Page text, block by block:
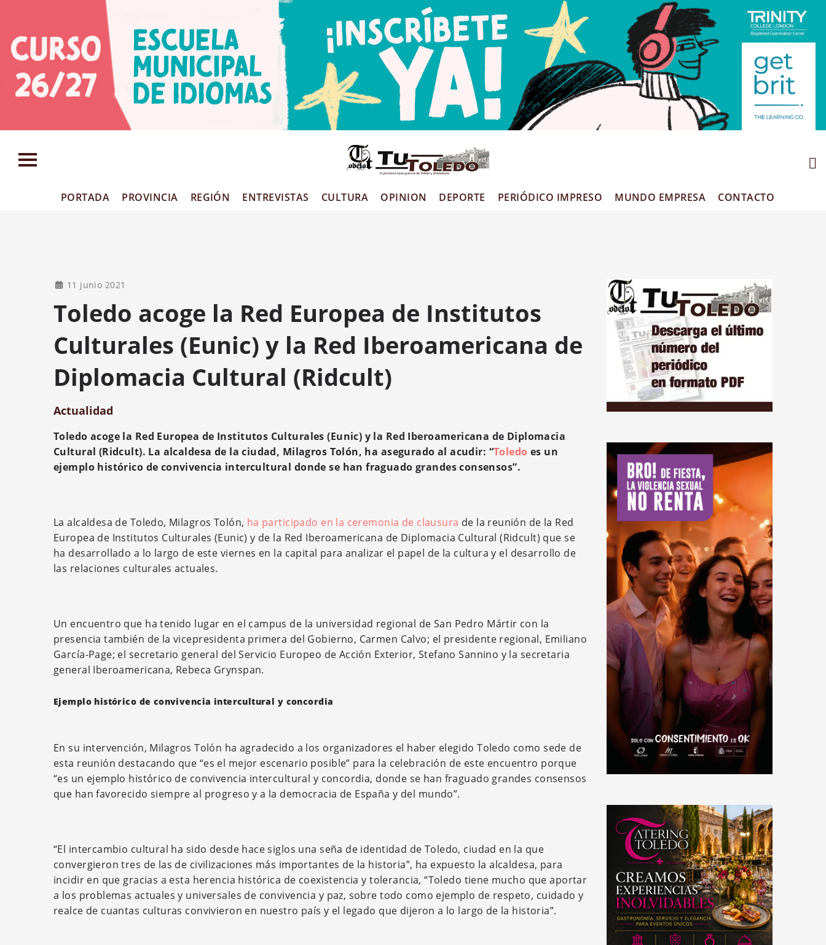
PORTADA PROVINCIA REGIÓN ENTREVISTAS CULTURA OPINION DEPORTE PERIÓDICO IMPRESO MUNDO EMPRESA CONTACTO
11 junio 2021
Toledo acoge la Red Europea de Institutos
Culturales (Eunic) y la Red Iberoamericana de
Diplomacia Cultural (Ridcult)
Actualidad
Toledo acoge la Red Europea de Institutos Culturales (Eunic) y la Red Iberoamericana de Diplomacia
Cultural (Ridcult). La alcaldesa de la ciudad, Milagros Tolón, ha asegurado al acudir: “Toledo es un
ejemplo histórico de convivencia intercultural donde se han fraguado grandes consensos”.
La alcaldesa de Toledo, Milagros Tolón, ha participado en la ceremonia de clausura de la reunión de la Red
Europea de Institutos Culturales (Eunic) y de la Red Iberoamericana de Diplomacia Cultural (Ridcult) que se
ha desarrollado a lo largo de este viernes en la capital para analizar el papel de la cultura y el desarrollo de
las relaciones culturales actuales.
Un encuentro que ha tenido lugar en el campus de la universidad regional de San Pedro Mártir con la
presencia también de la vicepresidenta primera del Gobierno, Carmen Calvo; el presidente regional, Emiliano
García-Page; el secretario general del Servicio Europeo de Acción Exterior, Stefano Sannino y la secretaria
general Iberoamericana, Rebeca Grynspan.
Ejemplo histórico de convivencia intercultural y concordia
En su intervención, Milagros Tolón ha agradecido a los organizadores el haber elegido Toledo como sede de
esta reunión destacando que “es el mejor escenario posible” para la celebración de este encuentro porque
“es un ejemplo histórico de convivencia intercultural y concordia, donde se han fraguado grandes consensos
que han favorecido siempre al progreso y a la democracia de España y del mundo”.
“El intercambio cultural ha sido desde hace siglos una seña de identidad de Toledo, ciudad en la que
convergieron tres de las de civilizaciones más importantes de la historia”, ha expuesto la alcaldesa, para
incidir en que gracias a esta herencia histórica de coexistencia y tolerancia, “Toledo tiene mucho que aportar
a los problemas actuales y universales de convivencia y paz, sobre todo como ejemplo de respeto, cuidado y
realce de cuantas culturas convivieron en nuestro país y el legado que dijeron a lo largo de la historia”.